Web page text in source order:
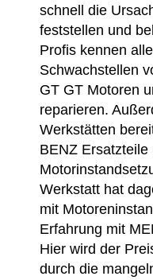
schnell die
feststellen und
Profis kennen
Schwachstellen
GT GT Motoren
reparieren.
Werkstätten
BENZ
Werkstatt hat
mit
Erfahrung mit
Hier wird der
durch die